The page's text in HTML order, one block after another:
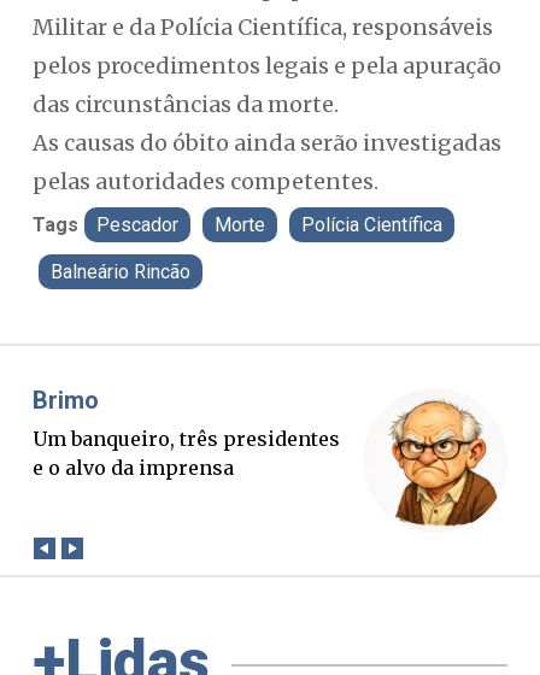
Militar e da Polícia Científica, responsáveis
pelos procedimentos legais e pela apuração
das circunstâncias da morte.
As causas do óbito ainda serão investigadas
pelas autoridades competentes.
Tags Pescador Morte Polícia Científica
Balneário Rincão
Misael Elias
O Boato corre mais rápido que a
verdade. Mas quem paga a